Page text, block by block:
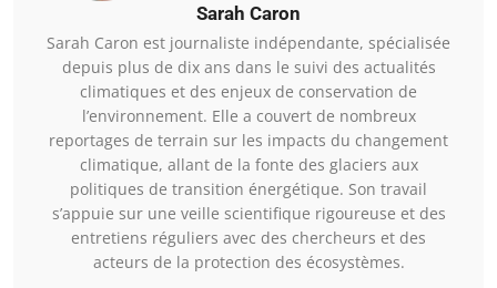
Sarah Caron
Sarah Caron est journaliste indépendante, spécialisée
depuis plus de dix ans dans le suivi des actualités
climatiques et des enjeux de conservation de
l’environnement. Elle a couvert de nombreux
reportages de terrain sur les impacts du changement
climatique, allant de la fonte des glaciers aux
politiques de transition énergétique. Son travail
s’appuie sur une veille scientifique rigoureuse et des
entretiens réguliers avec des chercheurs et des
acteurs de la protection des écosystèmes.